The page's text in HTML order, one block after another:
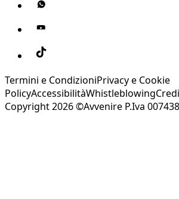
Termini e CondizioniPrivacy e Cookie
PolicyAccessibilitàWhistleblowing
Copyright 2026 ©Avvenire P.Iva